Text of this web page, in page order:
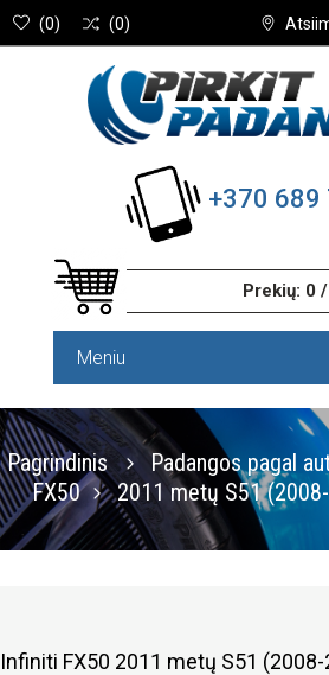
(0) (0)
+370 689
Prekių: 0 /
Meniu
Pagrindinis Padangos pagal
FX50
2011 metų S51
Infiniti FX50 2011 metų S51 (2008-